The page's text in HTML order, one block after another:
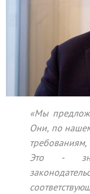
«Мы
Они, по
Это -